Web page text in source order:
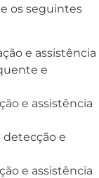
os seguintes
e assistência
e
e assistência
detecção e
e assistência